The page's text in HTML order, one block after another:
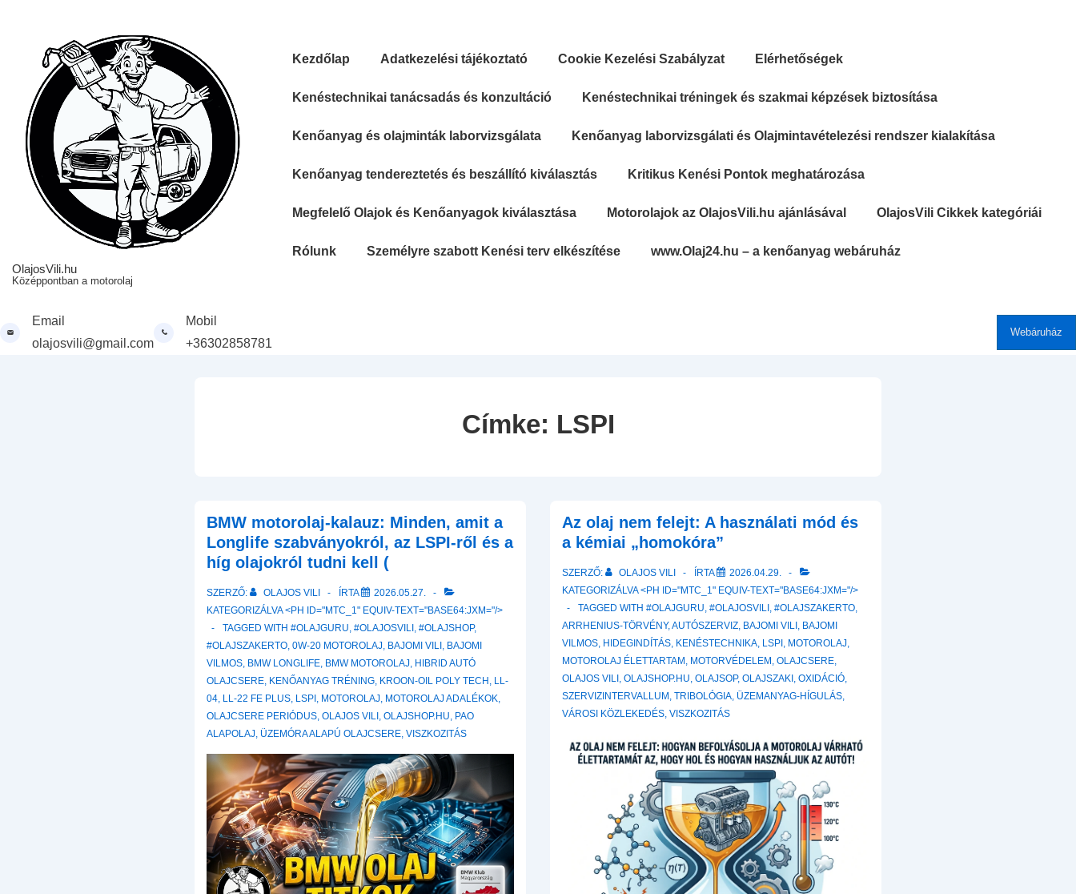
OlajosVili.hu
Középpontban a motorolaj
Kezdőlap Adatkezelési tájékoztató Cookie Kezelési Szabályzat Elérhetőségek
Kenéstechnikai tanácsadás és konzultáció Kenéstechnikai tréningek és szakmai képzések biztosítása
Kenőanyag és olajminták laborvizsgálata Kenőanyag laborvizsgálati és Olajmintavételezési rendszer kialakítása
Kenőanyag tendereztetés és beszállító kiválasztás Kritikus Kenési Pontok meghatározása
Megfelelő Olajok és Kenőanyagok kiválasztása Motorolajok az OlajosVili.hu ajánlásával OlajosVili Cikkek kategóriái
Rólunk Személyre szabott Kenési terv elkészítése www.Olaj24.hu – a kenőanyag webáruház
Email
olajosvili@gmail.com
Mobil
+36302858781
Webáruház
Címke: LSPI
BMW motorolaj-kalauz: Minden, amit a
Longlife szabványokról, az LSPI-ről és a
híg olajokról tudni kell (
SZERZŐ: OLAJOS VILI ÍRTA
2026.05.27.
KATEGORIZÁLVA <PH ID="MTC_1" EQUIV-TEXT="BASE64:JXM="/>
TAGGED WITH#OLAJGURU,#OLAJOSVILI ,#OLAJSHOP,
#OLAJSZAKERTO,0W-20 MOTOROLAJ, BAJOMI VILI , BAJOMI
VILMOS, BMW LONGLIFE, BMW MOTOROLAJ, HIBRID AUTÓ
OLAJCSERE, KENŐANYAG TRÉNING, KROON-OIL POLY TECH , LL-
04, LL-22 FE PLUS, LSPI , MOTOROLAJ, MOTOROLAJ ADALÉKOK,
OLAJCSERE PERIÓDUS,OLAJOS VILI ,OLAJSHOP.HU, PAO
ALAPOLAJ, ÜZEMÓRA ALAPÚ OLAJCSERE,VISZKOZITÁS
Az olaj nem felejt: A használati mód és
a kémiai „homokóra”
SZERZŐ: OLAJOS VILI ÍRTA
2026.04.29.
KATEGORIZÁLVA <PH ID="MTC_1" EQUIV-TEXT="BASE64:JXM="/>
TAGGED WITH #OLAJGURU, #OLAJOSVILI , #OLAJSZAKERTO,
ARRHENIUS-TÖRVÉNY,AUTÓSZERVIZ, BAJOMI VILI , BAJOMI
VILMOS, HIDEGINDÍTÁS, KENÉSTECHNIKA, LSPI , MOTOROLAJ,
MOTOROLAJ ÉLETTARTAM , MOTORVÉDELEM , OLAJCSERE,
OLAJOS VILI , OLAJSHOP.HU, OLAJSOP, OLAJSZAKI , OXIDÁCIÓ,
SZERVIZINTERVALLUM , TRIBOLÓGIA, ÜZEMANYAG-HÍGULÁS,
VÁROSI KÖZLEKEDÉS, VISZKOZITÁS